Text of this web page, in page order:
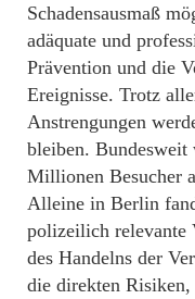
Schadensausmaß
adäquate und
Prävention und die
Ereignisse. Trotz
Anstrengungen
bleiben.
Millionen Besucher
Alleine in Berlin
polizeilich relevante
des Handelns der
die direkten